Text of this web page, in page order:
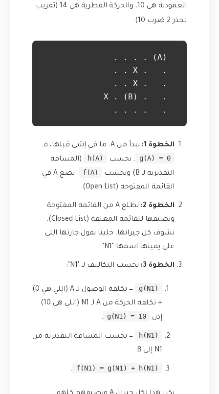
العمودية هي 10، والحركة القطرية هي 14 (تقريب
لجذر 2 ضرب 10).
  .   . . . .
الخطوة 1:
نبدأ من A. ما في إشي قبلها، فـ
g(A) = 0
. نحسب h(A)
(المسافة
التقديرية لـ B) ونحسب
f(A)
. نضع A في
القائمة المفتوحة (Open List).
الخطوة 2:
نطلع A من القائمة المفتوحة
ونضيفها للقائمة المغلقة (Closed List).
نشوف كل جيرانها. خلينا نقول جارتها اللي
على يمينها اسمها ‘N1’.
الخطوة 3: نحسب التكاليف لـ ‘N1’:
g(N1)
= تكلفة الوصول لـ A (اللي هي 0)
+ تكلفة الحركة من A لـ N1 (اللي هي 10).
إذن
g(N1) = 10
.
h(N1)
= نحسب المسافة التقديرية من
N1 إلى B.
f(N1) = g(N1) + h(N1)
.